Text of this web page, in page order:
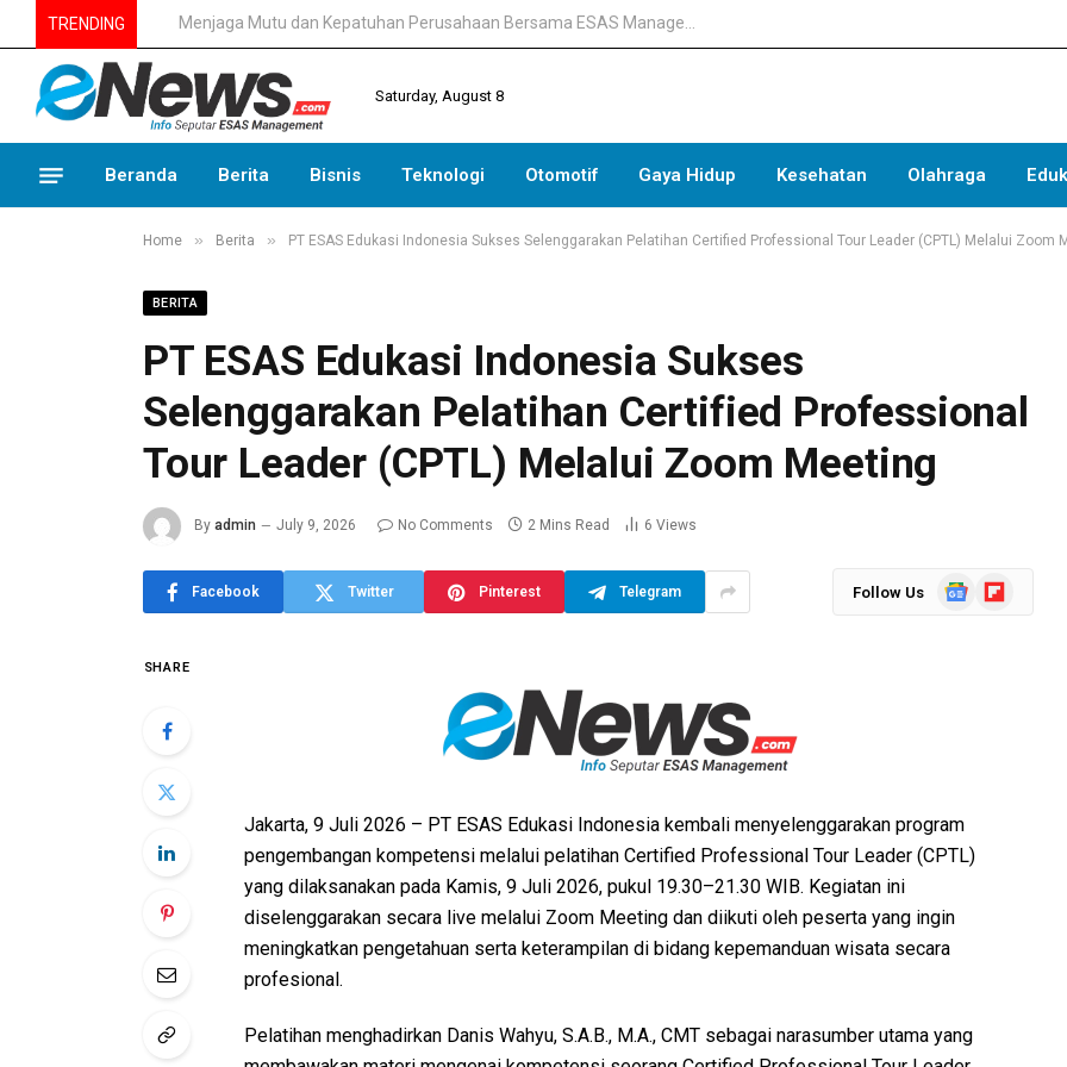
TRENDING
Saturday, August 8
Beranda Berita Bisnis Teknologi Otomotif Gaya Hidup Kesehatan Olahraga
Home » Berita » PT ESAS Edukasi Indonesia Sukses Selenggarakan Pelatihan Certified Professional Tour Leader (CPTL) Melalui Zoom
BERITA
PT ESAS Edukasi Indonesia Sukses
Selenggarakan Pelatihan Certified Professional
Tour Leader (CPTL) Melalui Zoom Meeting
By admin July 9, 2026 No Comments 2 Mins Read 6 Views
Facebook Twitter Pinterest Telegram Follow Us
GoogleFlipboard
SHARE
Jakarta, 9 Juli 2026 – PT ESAS Edukasi Indonesia kembali menyelenggarakan program
pengembangan kompetensi melalui pelatihan Certified Professional Tour Leader (CPTL)
yang dilaksanakan pada Kamis, 9 Juli 2026, pukul 19.30–21.30 WIB. Kegiatan ini
diselenggarakan secara live melalui Zoom Meeting dan diikuti oleh peserta yang ingin
meningkatkan pengetahuan serta keterampilan di bidang kepemanduan wisata secara
profesional.
Pelatihan menghadirkan Danis Wahyu, S.A.B., M.A., CMT sebagai narasumber utama yang